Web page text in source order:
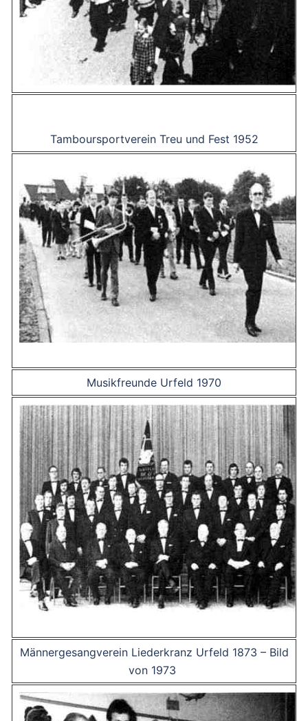
Tamboursportverein Treu und Fest 1952
Musikfreunde Urfeld 1970
Männergesangverein Liederkranz Urfeld 1873 – Bild
von 1973